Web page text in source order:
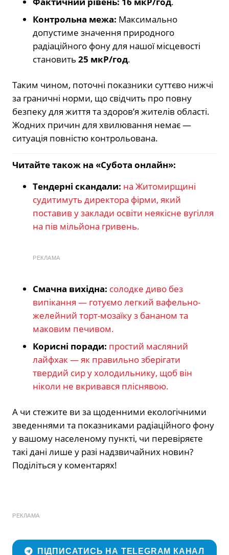
Контрольна межа: Максимально
допустиме значення природного
радіаційного фону для нашої місцевості
становить 25 мкР/год.
Таким чином, поточні показники суттєво нижчі
за граничні норми, що свідчить про повну
безпеку для життя та здоров’я жителів області.
Жодних причин для хвилювання немає —
ситуація повністю контрольована.
Читайте також на «Субота онлайн»:
Тендерні скандали: на Житомирщині
судитимуть директора фірми, який
поставив у заклади освіти неякісне вугілля
на пів мільйона гривень.
РЕКЛАМА
Смачна вихідна: солодке диво без
випікання — готуємо легкий вафельно-
желейний торт-мозаїку з бананом та
маковим печивом.
Корисні поради: простий масляний
лайфхак — як правильно зберігати
твердий сир у холодильнику, щоб він
ніколи не вкривався пліснявою.
А чи стежите ви за щоденними екологічними
зведеннями та показниками радіаційного фону
у вашому населеному пункті, чи перевіряєте
такі дані лише у разі надзвичайних новин?
Поділіться у коментарях!
РЕКЛАМА
ПІДПИСАТИСЬ НА TELEGRAM КАНАЛ